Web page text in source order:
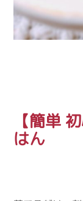
【簡単
はん